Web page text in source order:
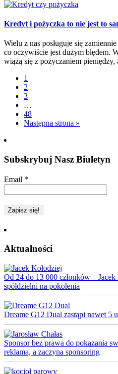
Kredyt i pożyczka to nie jest to
Wielu z nas posługuje się
co oczywiście jest dużym błędem.
wiążą się z pożyczaniem
1
2
3
…
48
Następna strona »
Subskrybuj Nasz Biuletyn
Email *
Aktualności
Od 24 do 13 000 członków –
spółdzielni na pokolenia
Dreame G12 Dual zastąpi nawet 5
Sponsor bez prawa do pokazania
reklama, a zaczyna sponsoring